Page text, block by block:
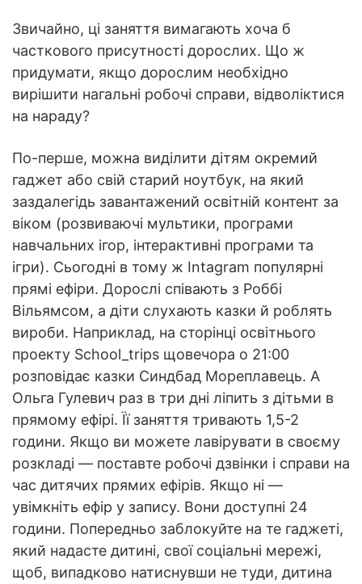
Звичайно, ці заняття вимагають хоча б
часткового присутності дорослих. Що ж
придумати, якщо дорослим необхідно
вирішити нагальні робочі справи, відволіктися
на нараду?
По-перше, можна виділити дітям окремий
гаджет або свій старий ноутбук, на який
заздалегідь завантажений освітній контент за
віком (розвиваючі мультики, програми
навчальних ігор, інтерактивні програми та
ігри). Сьогодні в тому ж Intagram популярні
прямі ефіри. Дорослі співають з Роббі
Вільямсом, а діти слухають казки й роблять
вироби. Наприклад, на сторінці освітнього
проекту School_trips щовечора о 21:00
розповідає казки Синдбад Мореплавець. А
Ольга Гулевич раз в три дні ліпить з дітьми в
прямому ефірі. Її заняття тривають 1,5-2
години. Якщо ви можете лавірувати в своєму
розкладі — поставте робочі дзвінки і справи на
час дитячих прямих ефірів. Якщо ні —
увімкніть ефір у запису. Вони доступні 24
години. Попередньо заблокуйте на те гаджеті,
який надасте дитині, свої соціальні мережі,
щоб, випадково натиснувши не туди, дитина